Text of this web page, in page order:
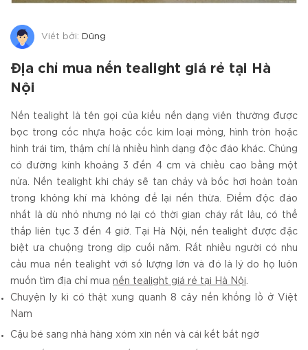
Viết bởi: Dũng
Địa chỉ mua nến tealight giá rẻ tại Hà
Nội
Nến tealight là tên gọi của kiểu nến dạng viên thường được
bọc trong cốc nhựa hoặc cốc kim loại mỏng, hình tròn hoặc
hình trái tim, thậm chí là nhiều hình dạng độc đáo khác. Chúng
có đường kính khoảng 3 đến 4 cm và chiều cao bằng một
nửa. Nến tealight khi cháy sẽ tan chảy và bốc hơi hoàn toàn
trong không khí mà không để lại nến thừa. Điểm độc đáo
nhất là dù nhỏ nhưng nó lại có thời gian cháy rất lâu, có thể
thắp liên tục 3 đến 4 giờ. Tại Hà Nội, nến tealight được đặc
biệt ưa chuộng trong dịp cuối năm. Rất nhiều người có nhu
cầu mua nến tealight với số lượng lớn và đó là lý do họ luôn
muốn tìm địa chỉ mua nến tealight giá rẻ tại Hà Nội
Chuyện ly kì có thật xung quanh 8 cây nến khổng lồ ở Việt
Nam
Cậu bé sang nhà hàng xóm xin nến và cái kết bất ngờ